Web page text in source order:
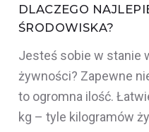
DLACZEGO
ŚRODOWISKA?
Jesteś sobie w stanie
żywności? Zapewne
to ogromna ilość.
kg – tyle kilogramów